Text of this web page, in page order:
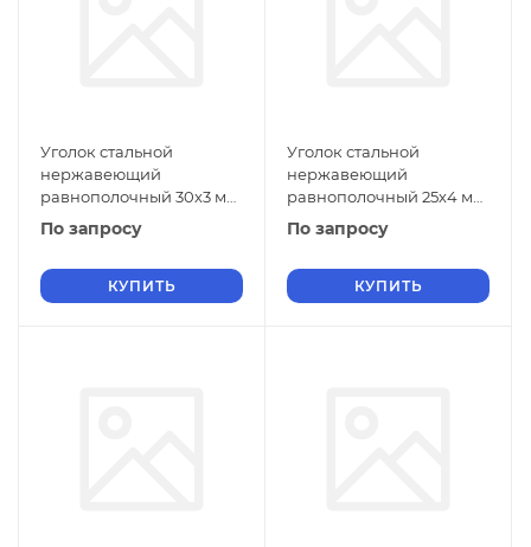
Уголок стальной
нержавеющий
равнополочный 30х3 мм
20Х13 ГОСТ 8509-93
По запросу
КУПИТЬ
Уголок стальной
нержавеющий
равнополочный 25х4 мм
20Х13 ГОСТ 8509-93
По запросу
КУПИТЬ